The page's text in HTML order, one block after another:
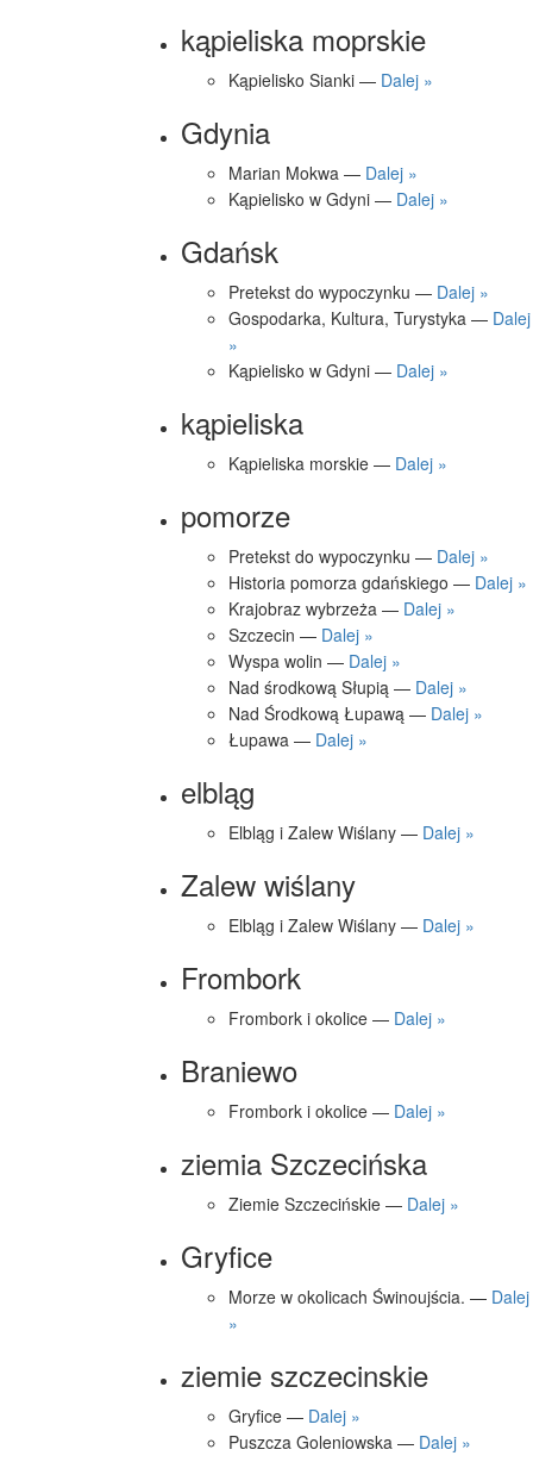
kąpieliska moprskie
Kąpielisko Sianki — Dalej »
Gdynia
Marian Mokwa — Dalej »
Kąpielisko w Gdyni — Dalej »
Gdańsk
Pretekst do wypoczynku — Dalej »
Gospodarka, Kultura, Turystyka — Dalej
»
Kąpielisko w Gdyni — Dalej »
kąpieliska
Kąpieliska morskie — Dalej »
pomorze
Pretekst do wypoczynku — Dalej »
Historia pomorza gdańskiego — Dalej »
Krajobraz wybrzeża — Dalej »
Szczecin — Dalej »
Wyspa wolin — Dalej »
Nad środkową Słupią — Dalej »
Nad Środkową Łupawą — Dalej »
Łupawa — Dalej »
elbląg
Elbląg i Zalew Wiślany — Dalej »
Zalew wiślany
Elbląg i Zalew Wiślany — Dalej »
Frombork
Frombork i okolice — Dalej »
Braniewo
Frombork i okolice — Dalej »
ziemia Szczecińska
Ziemie Szczecińskie — Dalej »
Gryfice
Morze w okolicach Świnoujścia. — Dalej
»
ziemie szczecinskie
Gryfice — Dalej »
Puszcza Goleniowska — Dalej »